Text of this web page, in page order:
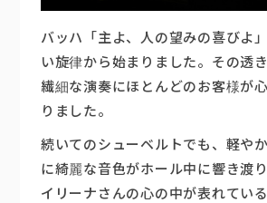
バッハ「主よ、人の望みの喜びよ
い旋律から始まりました。その透
繊細な演奏にほとんどのお客様が
りました。
続いてのシューベルトでも、軽や
に綺麗な音色がホール中に響き渡
イリーナさんの心の中が表れてい